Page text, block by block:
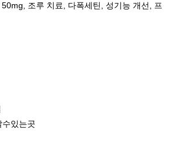
50mg, 조루 치료, 다폭세틴, 성기능 개선, 프
있는곳